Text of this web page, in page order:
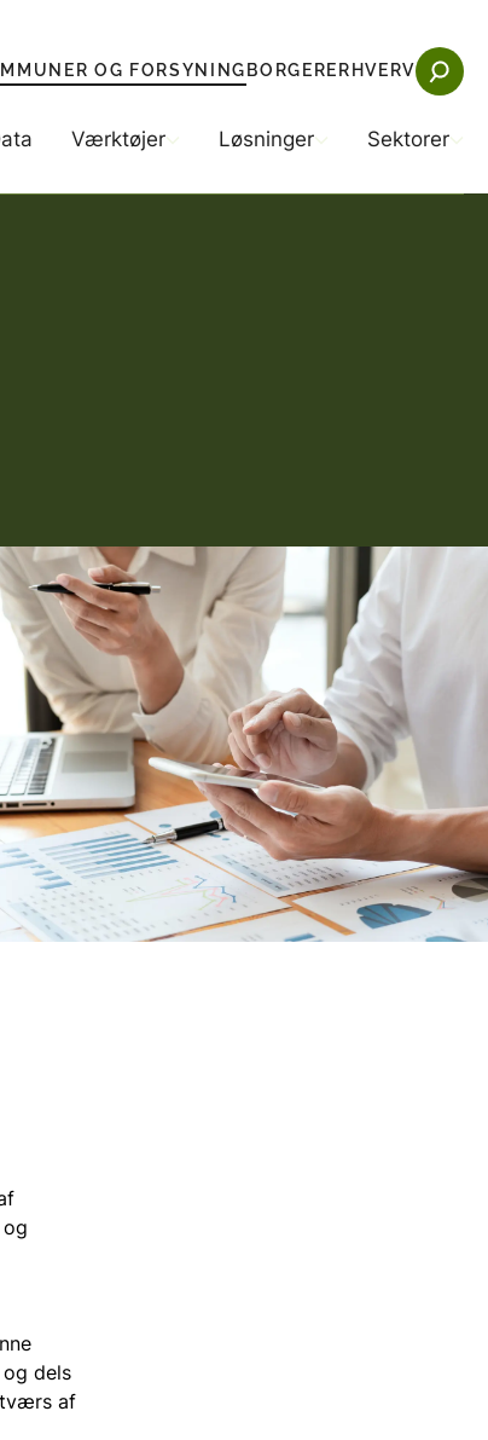
OG FORSYNINGBORGERERHVERV
Værktøjer
2120
Løsninger Sektorer
og miljø
dels
tværs af